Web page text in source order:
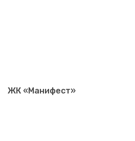
ЖК «Манифест»